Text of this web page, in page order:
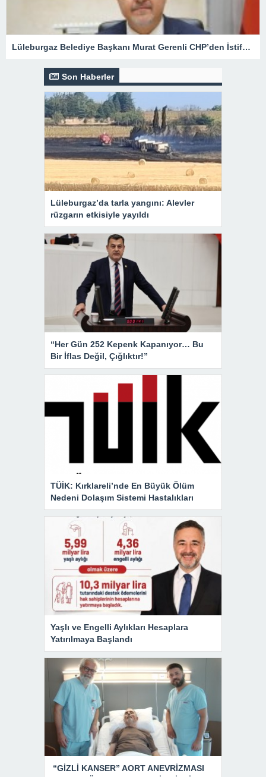
Lüleburgaz Belediye Başkanı Murat Gerenli CHP’den İstifa Etti
Son Haberler
Lüleburgaz’da tarla yangını: Alevler
rüzgarın etkisiyle yayıldı
“Her Gün 252 Kepenk Kapanıyor… Bu
Bir İflas Değil, Çığlıktır!”
TÜİK: Kırklareli’nde En Büyük Ölüm
Nedeni Dolaşım Sistemi Hastalıkları
Yaşlı ve Engelli Aylıkları Hesaplara
Yatırılmaya Başlandı
“GİZLİ KANSER” AORT ANEVRİZMASI